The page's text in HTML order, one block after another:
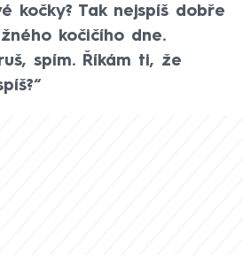
kočky? Tak nejspíš dobře
kočičího dne.
spím. Říkám ti, že